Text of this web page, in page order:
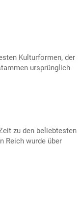
Kulturformen, der
ursprünglich
zu den beliebtesten
Reich wurde über